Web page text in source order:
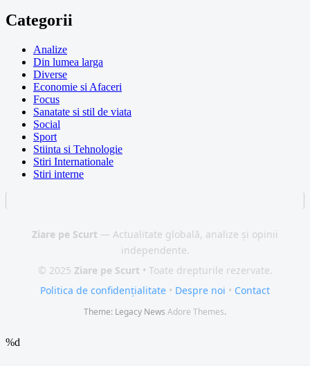
Categorii
Analize
Din lumea larga
Diverse
Economie si Afaceri
Focus
Sanatate si stil de viata
Social
Sport
Stiinta si Tehnologie
Stiri Internationale
Stiri interne
Ziare pe Scurt — Actualitate globală, analize și opinii
independente.
© 2025 Ziare pe Scurt • Toate drepturile rezervate.
Politica de confidențialitate • Despre noi • Contact
Theme: Legacy News Adore Themes.
%d